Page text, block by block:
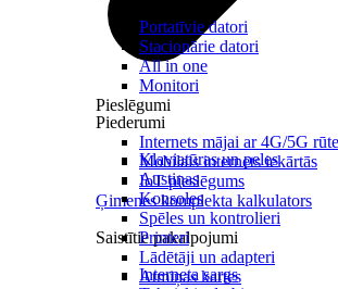
Pieslēgumi
Internets mājai ar 4G/5G
Mobilais internets iekārtās
IoT pieslēgums
Ģimenes komplekta kalkulators
Saistītie pakalpojumi
Interneta sargs
Portatīvie datori
Stacionārie datori
All in one
Monitori
Piederumi
Klaviatūras un peles
Austiņas
Konsoles
Spēles un kontrolieri
Printeri
Lādētāji un adapteri
Atmiņas kartes